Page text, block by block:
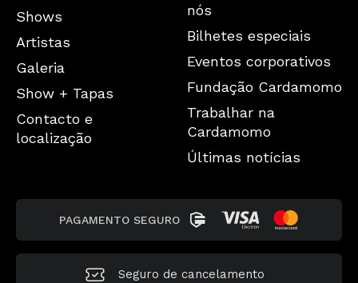
Shows
Artistas
Galeria
Show + Tapas
Contacto e
localização
nós
Bilhetes especiais
Eventos corporativos
Fundação Cardamomo
Trabalhar na
Cardamomo
Últimas notícias
PAGAMENTO SEGURO
Seguro de cancelamento